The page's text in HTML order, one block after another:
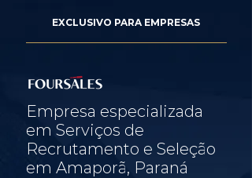
EXCLUSIVO PARA EMPRESAS
Empresa especializada
em Serviços de
Recrutamento e Seleção
em Amaporã, Paraná